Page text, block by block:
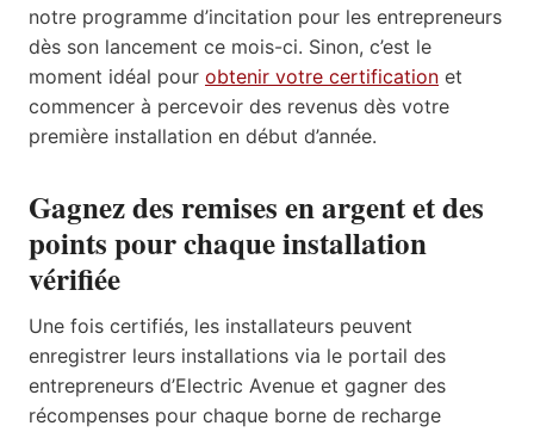
notre programme d’incitation pour les entrepreneurs
dès son lancement ce mois-ci. Sinon, c’est le
moment idéal pour obtenir votre certification et
commencer à percevoir des revenus dès votre
première installation en début d’année.
Gagnez des remises en argent et des
points pour chaque installation
vérifiée
Une fois certifiés, les installateurs peuvent
enregistrer leurs installations via le portail des
entrepreneurs d’Electric Avenue et gagner des
récompenses pour chaque borne de recharge